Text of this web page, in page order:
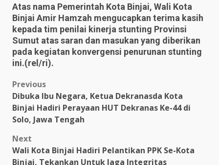
Atas nama Pemerintah Kota Binjai, Wali Kota
Binjai Amir Hamzah mengucapkan terima kasih
kepada tim penilai kinerja stunting Provinsi
Sumut atas saran dan masukan yang diberikan
pada kegiatan konvergensi penurunan stunting
ini.(rel/ri).
Post
navigation
Previous
Dibuka Ibu Negara, Ketua Dekranasda Kota
Binjai Hadiri Perayaan HUT Dekranas Ke-44 di
Solo, Jawa Tengah
Next
Wali Kota Binjai Hadiri Pelantikan PPK Se-Kota
Binjai, Tekankan Untuk Jaga Integritas